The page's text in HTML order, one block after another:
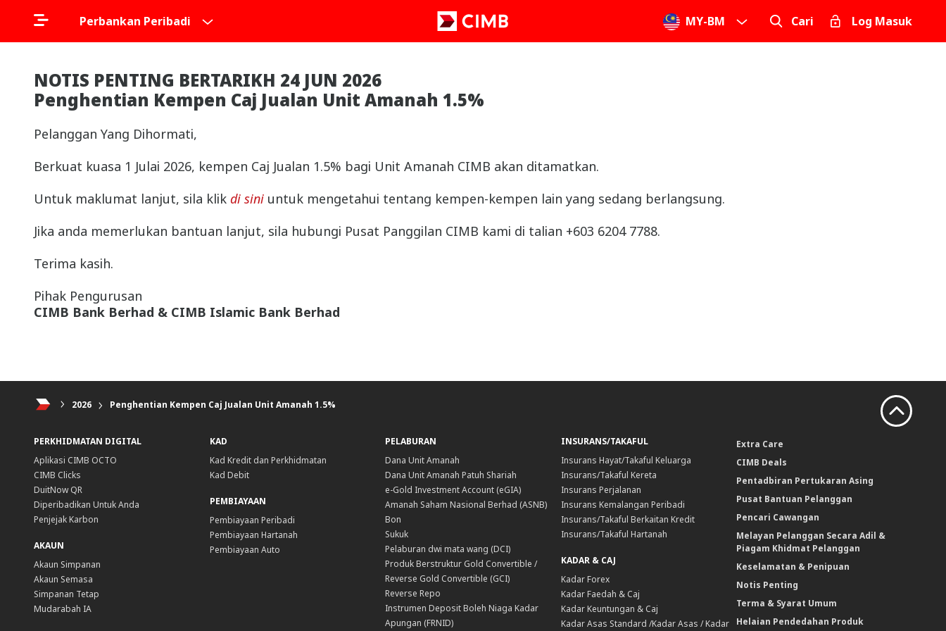
Perbankan Peribadi MY-BM Cari Log Masuk
NOTIS PENTING BERTARIKH 24 JUN 2026
Penghentian Kempen Caj Jualan Unit Amanah 1.5%
Pelanggan Yang Dihormati,
Berkuat kuasa 1 Julai 2026, kempen Caj Jualan 1.5% bagi Unit Amanah CIMB akan ditamatkan.
Untuk maklumat lanjut, sila klik di sini untuk mengetahui tentang kempen-kempen lain yang sedang berlangsung.
Jika anda memerlukan bantuan lanjut, sila hubungi Pusat Panggilan CIMB kami di talian +603 6204 7788.
Terima kasih.
Pihak Pengurusan
CIMB Bank Berhad & CIMB Islamic Bank Berhad
2026 Penghentian Kempen Caj Jualan Unit Amanah 1.5%
PERKHIDMATAN DIGITAL
Aplikasi CIMB OCTO
CIMB Clicks
DuitNow QR
Diperibadikan Untuk Anda
Penjejak Karbon
AKAUN
Akaun Simpanan
Akaun Semasa
Simpanan Tetap
Mudarabah IA
KAD
Kad Kredit dan Perkhidmatan
Kad Debit
PEMBIAYAAN
Pembiayaan Peribadi
Pembiayaan Hartanah
Pembiayaan Auto
PELABURAN
Dana Unit Amanah
Dana Unit Amanah Patuh Shariah
e-Gold Investment Account (eGIA)
Amanah Saham Nasional Berhad (ASNB)
Bon
Sukuk
Pelaburan dwi mata wang (DCI)
Produk Berstruktur Gold Convertible /
Reverse Gold Convertible (GCI)
Reverse Repo
Instrumen Deposit Boleh Niaga Kadar
Apungan (FRNID)
INSURANS/TAKAFUL
Insurans Hayat/Takaful Keluarga
Insurans/Takaful Kereta
Insurans Perjalanan
Insurans Kemalangan Peribadi
Insurans/Takaful Berkaitan Kredit
Insurans/Takaful Hartanah
KADAR & CAJ
Kadar Forex
Kadar Faedah & Caj
Kadar Keuntungan & Caj
Kadar Asas Standard /Kadar Asas / Kadar
Extra Care
CIMB Deals
Pentadbiran Pertukaran Asing
Pusat Bantuan Pelanggan
Pencari Cawangan
Melayan Pelanggan Secara Adil &
Piagam Khidmat Pelanggan
Keselamatan & Penipuan
Notis Penting
Terma & Syarat Umum
Helaian Pendedahan Produk